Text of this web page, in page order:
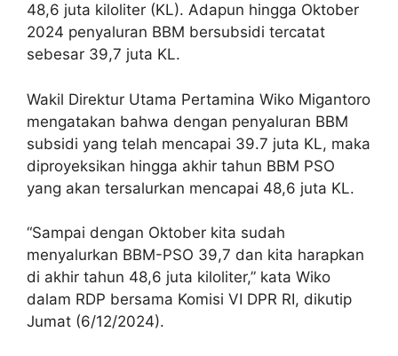
48,6 juta kiloliter (KL). Adapun hingga Oktober
2024 penyaluran BBM bersubsidi tercatat
sebesar 39,7 juta KL.
Wakil Direktur Utama Pertamina Wiko Migantoro
mengatakan bahwa dengan penyaluran BBM
subsidi yang telah mencapai 39.7 juta KL, maka
diproyeksikan hingga akhir tahun BBM PSO
yang akan tersalurkan mencapai 48,6 juta KL.
“Sampai dengan Oktober kita sudah
menyalurkan BBM-PSO 39,7 dan kita harapkan
di akhir tahun 48,6 juta kiloliter,” kata Wiko
dalam RDP bersama Komisi VI DPR RI, dikutip
Jumat (6/12/2024).